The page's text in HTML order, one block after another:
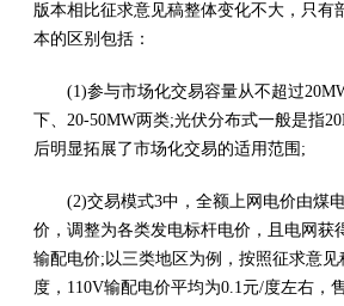
版本相比征求意见稿整体变化不大，只有
本的区别包括：
(1)参与市场化交易容量从不超过
下、20-50MW两类;光伏分布式一般是指
后明显拓展了市场化交易的适用范围;
(2)交易模式3中，全额上网电价由煤
价，调整为各类发电标杆电价，且电网获
输配电价;以三类地区为例，按照征求意
度，110V输配电价平均为0.1元/度左右，